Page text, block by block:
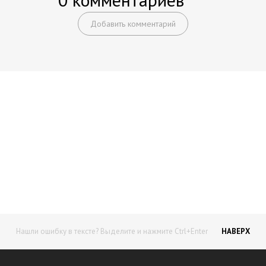
Добавить комментарий
Нашли ошибку в тексте? Выделите и нажмите Ctrl+Enter НАВЕРХ